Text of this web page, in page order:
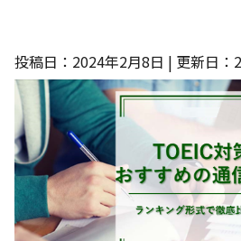
投稿日：2024年2月8日 | 更新日：